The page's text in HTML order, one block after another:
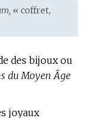
« coffret,
des bijoux ou
du Moyen Âge
joyaux